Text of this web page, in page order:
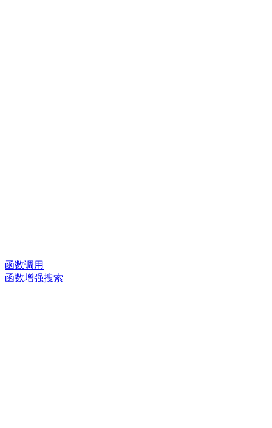
函数调用
函数增强搜索